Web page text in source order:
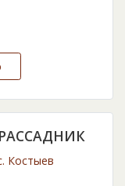
Костыев